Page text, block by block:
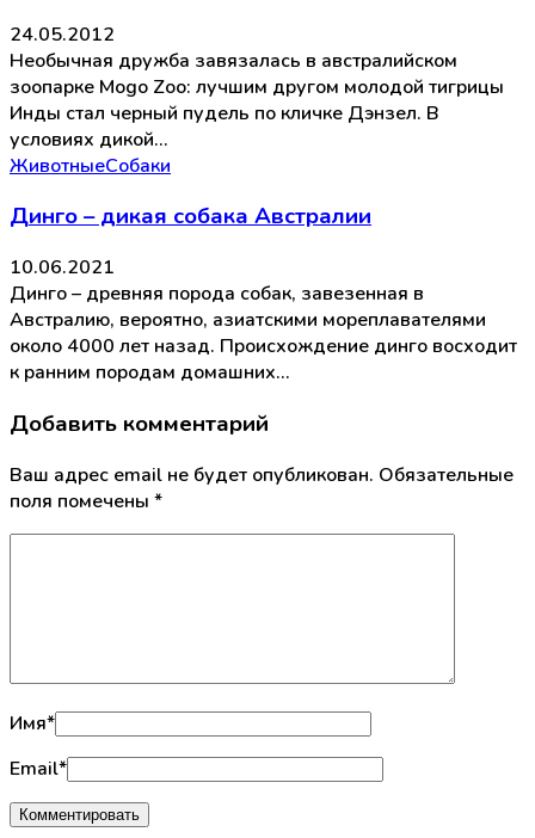
24.05.2012
Необычная дружба завязалась в австралийском
зоопарке Mogo Zoo: лучшим другом молодой тигрицы
Инды стал черный пудель по кличке Дэнзел. В
условиях дикой…
ЖивотныеСобаки
Динго – дикая собака Австралии
10.06.2021
Динго – древняя порода собак, завезенная в
Австралию, вероятно, азиатскими мореплавателями
около 4000 лет назад. Происхождение динго восходит
к ранним породам домашних…
Добавить комментарий
Ваш адрес email не будет опубликован. Обязательные
поля помечены *
Имя*
Email*